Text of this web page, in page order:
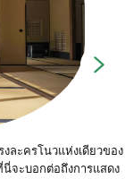
ละครโนวแห่งเดียวของ
จะบอกต่อถึงการแสดง